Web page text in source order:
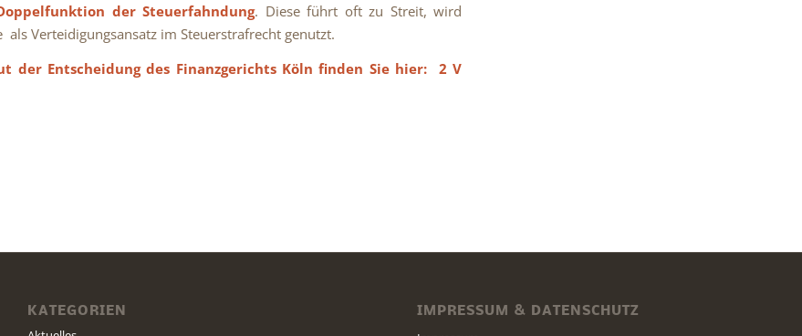
der Steuerfahndung. Diese führt oft zu Streit, wird
als Verteidigungsansatz im Steuerstrafrecht genutzt.
der Entscheidung des Finanzgerichts Köln finden Sie hier: 2 V
KATEGORIEN IMPRESSUM & DATENSCHUTZ